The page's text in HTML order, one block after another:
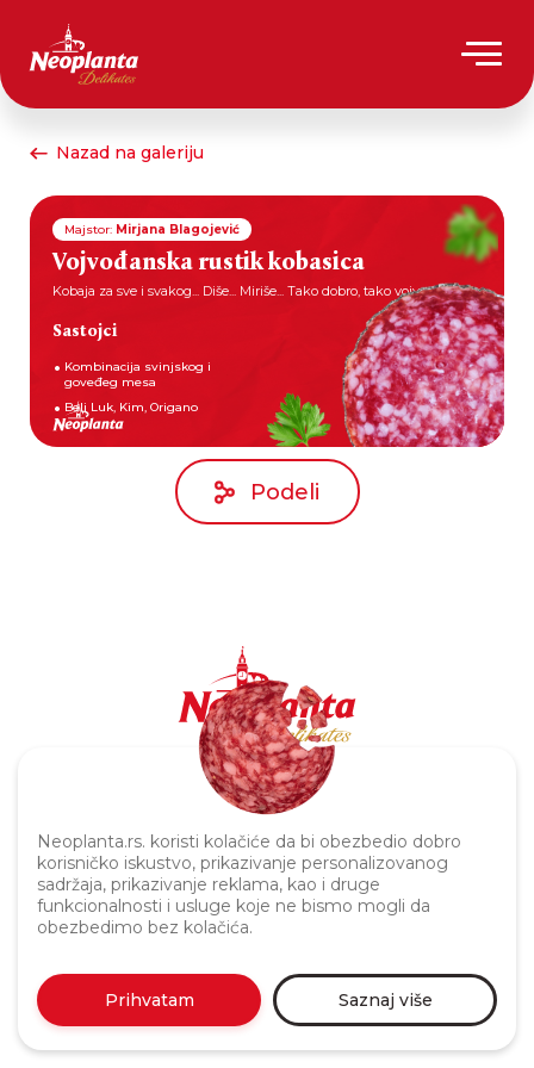
Neoplanta.rs. koristi kolačiće da bi obezbedio dobro
korisničko iskustvo, prikazivanje personalizovanog
sadržaja, prikazivanje reklama, kao i druge
funkcionalnosti i usluge koje ne bismo mogli da
obezbedimo bez kolačića.
Prihvatam Saznaj više
Nazad na galeriju
Majstor: Mirjana Blagojević
Vojvođanska rustik kobasica
Kobaja za sve i svakog... Diše... Miriše... Tako dobro, tako vojvođanski....
Sastojci
Kombinacija svinjskog i
goveđeg mesa
Beli Luk, Kim, Origano
Podeli
Politika privatnosti